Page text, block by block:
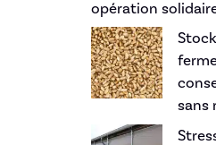
opération
sans